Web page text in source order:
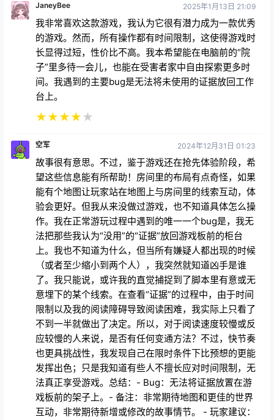
JaneyBee 2025年1月13日 21:09
我非常喜欢这款游戏，我认为它很有潜力成为一款优秀
的游戏。然而，所有操作都有时间限制，这使得游戏时
长显得过短，性价比不高。我本希望能在电脑前的“院
子”里多待一会儿，也能在受害者家中自由探索更多时
间。我遇到的主要bug是无法将未使用的证据放回工作
台上。
★★★★★
空军 2024年12月31日 01:23
故事很有意思。不过，鉴于游戏还在抢先体验阶段，希
望这些信息能有所帮助！房间里的布局有点奇怪，如果
能有个地图让玩家站在地图上与房间里的线索互动，体
验会更好。但我从来没做过游戏，也不知道具体怎么操
作。我在正常游玩过程中遇到的唯一一个bug是，我无
法把那些我认为“没用”的“证据”放回游戏板前的柜台
上。我也不知道为什么，但当所有嫌疑人都出现的时候
（或者至少缩小到两个人），我突然就知道凶手是谁
了。我只能说，或许我的直觉捕捉到了脚本里有意或无
意埋下的某个线索。在查看“证据”的过程中，由于时间
限制以及我的阅读障碍导致阅读困难，我实际上只看了
不到一半就做出了决定。所以，对于阅读速度较慢或反
应较慢的人来说，是否有任何变通方法？不过，快节奏
也更具挑战性，我发现自己在限时条件下比预想的更能
发挥出色；只是我知道有些人不擅长应对时间限制，无
法真正享受游戏。总结：- Bug：无法将证据放置在游
戏板前的架子上。- 备注：非常期待地图和更佳的世界
互动，非常期待新增或修改的故事情节。 - 玩家建议：